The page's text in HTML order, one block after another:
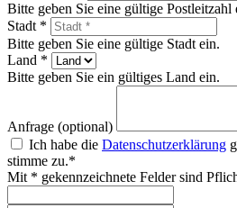
Bitte geben Sie eine gültige Postleitzahl
Stadt *
Bitte geben Sie eine gültige Stadt ein.
Land *
Bitte geben Sie ein gültiges Land ein.
Anfrage (optional)
Ich habe die Datenschutzerklärung
stimme zu.*
Mit * gekennzeichnete Felder sind